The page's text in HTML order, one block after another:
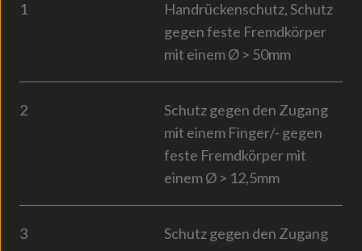
1
Handrückenschutz, Schutz
gegen feste Fremdkörper
mit einem Ø > 50mm
2
Schutz gegen den Zugang
mit einem Finger/- gegen
feste Fremdkörper mit
einem Ø > 12,5mm
3
Schutz gegen den Zugang